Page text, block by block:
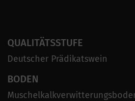
QUALITÄTSSTUFE
Deutscher Prädikatswein
BODEN